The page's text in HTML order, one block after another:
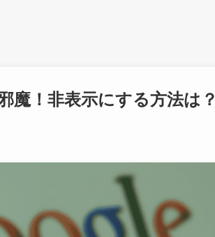
魔！非表示にする方法は？